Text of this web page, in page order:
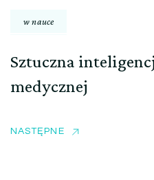
w nauce
Sztuczna
medycznej
NASTĘPNE